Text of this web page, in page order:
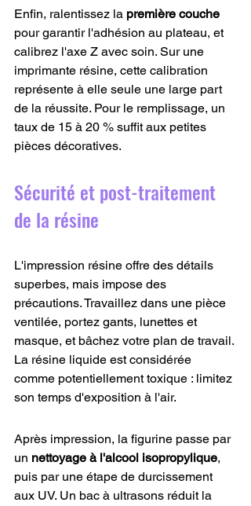
Enfin, ralentissez la première couche
pour garantir l'adhésion au plateau, et
calibrez l'axe Z avec soin. Sur une
imprimante résine, cette calibration
représente à elle seule une large part
de la réussite. Pour le remplissage, un
taux de 15 à 20 % suffit aux petites
pièces décoratives.
Sécurité et post-traitement
de la résine
L'impression résine offre des détails
superbes, mais impose des
précautions. Travaillez dans une pièce
ventilée, portez gants, lunettes et
masque, et bâchez votre plan de travail.
La résine liquide est considérée
comme potentiellement toxique : limitez
son temps d'exposition à l'air.
Après impression, la figurine passe par
un nettoyage à l'alcool isopropylique,
puis par une étape de durcissement
aux UV. Un bac à ultrasons réduit la